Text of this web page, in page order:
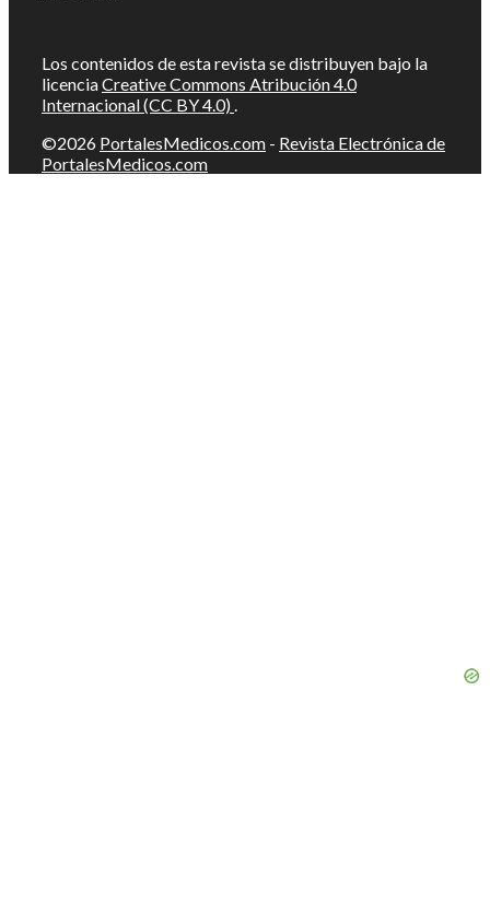
Los contenidos de esta revista se distribuyen bajo la
licenciaCreative Commons Atribución 4.0
Internacional (CC BY 4.0) .
©2026 PortalesMedicos.com - Revista Electrónica de
PortalesMedicos.com